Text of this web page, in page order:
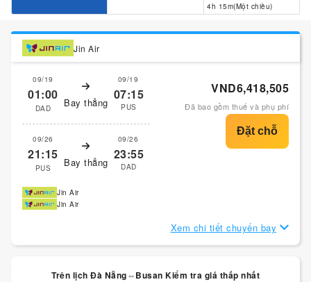
4h 15m(Một chiều)
Jin Air
09/19
01:00
DAD Bay thẳng
09/19
07:15
PUS
09/26
21:15
PUS Bay thẳng
09/26
23:55
DAD
VND6,418,505
Đã bao gồm thuế và phụ phí
Jin Air
Jin Air
Xem chi tiết chuyến bay
Trên lịch Đà Nẵng⇔Busan Kiểm tra giá thấp nhất